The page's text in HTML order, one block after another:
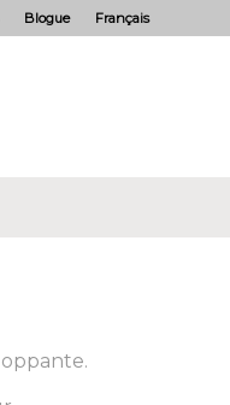
Blogue Français